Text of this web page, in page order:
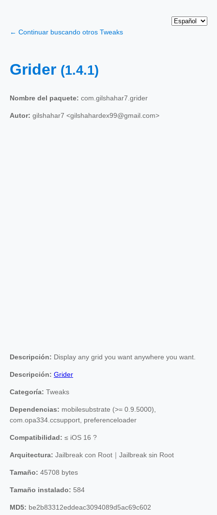
← Continuar buscando otros Tweaks
Grider (1.4.1)
Nombre del paquete: com.gilshahar7.grider
Autor: gilshahar7 <gilshahardex99@gmail.com>
Descripción: Display any grid you want anywhere you want.
Descripción: Grider
Categoría: Tweaks
Dependencias: mobilesubstrate (>= 0.9.5000),
com.opa334.ccsupport, preferenceloader
Compatibilidad: ≤ iOS 16 ?
Arquitectura: Jailbreak con Root｜Jailbreak sin Root
Tamaño: 45708 bytes
Tamaño instalado: 584
MD5: be2b83312eddeac3094089d5ac69c602